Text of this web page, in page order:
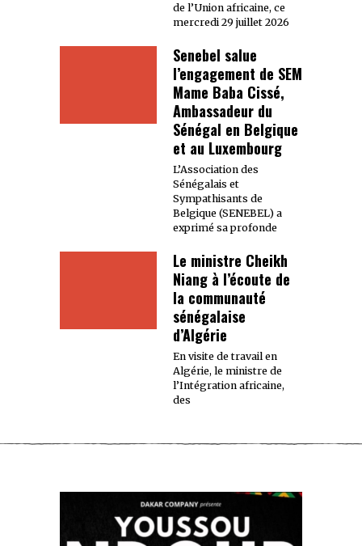
de l’Union africaine, ce
mercredi 29 juillet 2026
Senebel salue
l’engagement de SEM
Mame Baba Cissé,
Ambassadeur du
Sénégal en Belgique
et au Luxembourg
L’Association des
Sénégalais et
Sympathisants de
Belgique (SENEBEL) a
exprimé sa profonde
Le ministre Cheikh
Niang à l’écoute de
la communauté
sénégalaise
d’Algérie
En visite de travail en
Algérie, le ministre de
l’Intégration africaine,
des